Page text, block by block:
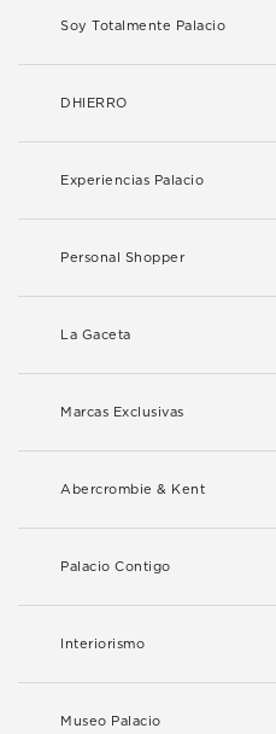
Soy Totalmente Palacio
DHIERRO
Experiencias Palacio
Personal Shopper
La Gaceta
Marcas Exclusivas
Abercrombie & Kent
Palacio Contigo
Interiorismo
Museo Palacio